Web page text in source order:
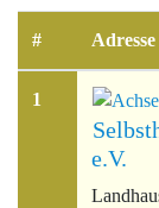
# Adresse
1
e.V.